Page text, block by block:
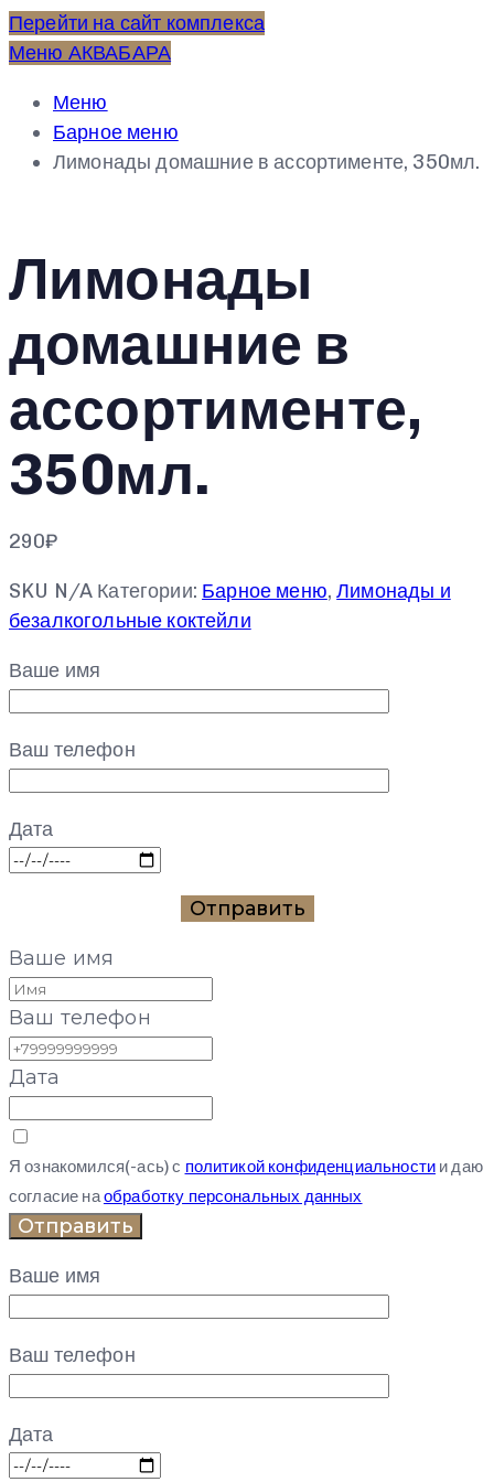
Перейти на сайт комплекса
Меню АКВАБАРА
Меню
Барное меню
Лимонады домашние в ассортименте, 350мл.
Лимонады
домашние в
ассортименте,
350мл.
290₽
SKU N/A Категории: Барное меню,Лимонады и
безалкогольные коктейли
Ваше имя
Ваш телефон
Дата
Ваше имя
Ваш телефон
Дата
Я ознакомился(-ась) с политикой конфиденциальностии даю
согласие наобработку персональных данных
Отправить
Ваше имя
Ваш телефон
Дата